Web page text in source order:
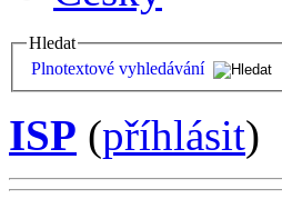
Hledat
Plnotextové vyhledávání
ISP (příhlásit)